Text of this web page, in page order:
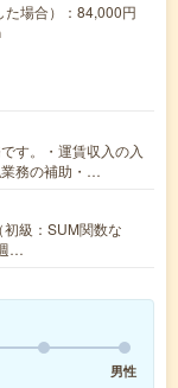
場合）：84,000円
す。・運賃収入の入
業務の補助・…
級：SUM関数な
…
男性